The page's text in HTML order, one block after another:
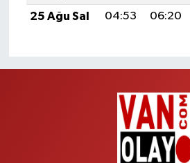
25 Ağu Sal
04:53 06:20